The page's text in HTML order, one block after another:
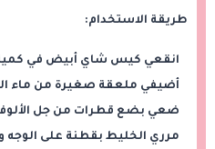
طريقة الاستخدام:
انقعي كيس شاي أبيض في كمية
أضيفي ملعقة صغيرة من ماء
ضعي بضع قطرات من جل
مرري الخليط بقطنة على الوجه